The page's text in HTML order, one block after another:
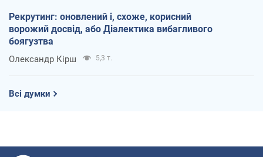
Рекрутинг: оновлений і, схоже, корисний
ворожий досвід, або Діалектика вибагливого
боягузтва
Олександр Кірш 5,3 т.
Всі думки